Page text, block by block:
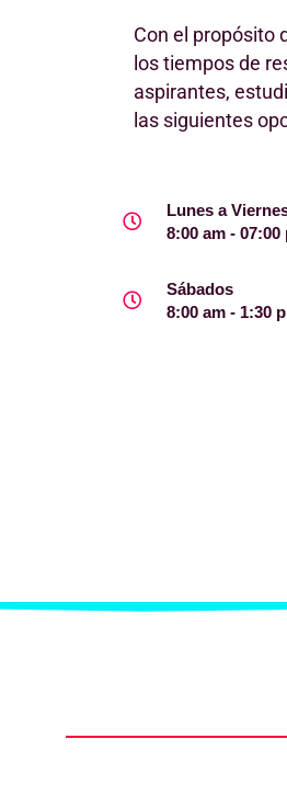
Con el propósito
los tiempos de
aspirantes,
las siguientes
Lunes a
8:00 am - 07:00
Sábados
8:00 am - 1:30